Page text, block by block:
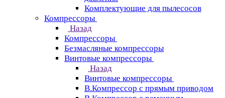
Комплектующие для пылесосов
Компрессоры
Назад
Компрессоры
Безмасляные компрессоры
Винтовые компрессоры
Назад
Винтовые компрессоры
В.Компрессор с прямым приводом